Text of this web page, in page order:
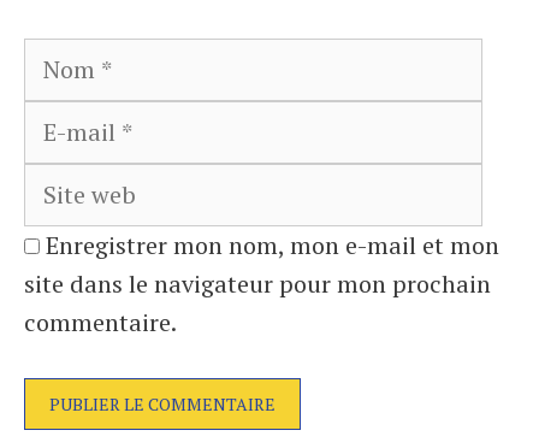
Nom
Enregistrer mon nom, mon e-mail et mon
site dans le navigateur pour mon prochain
commentaire.